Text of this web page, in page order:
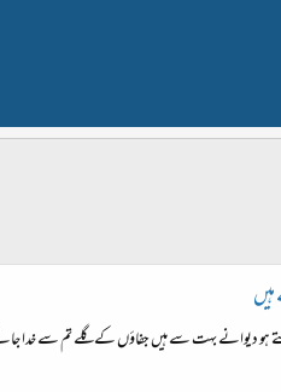
ہو دیوانے بہت سے ہیں جفاؤں کے گِلے تم سے خدا